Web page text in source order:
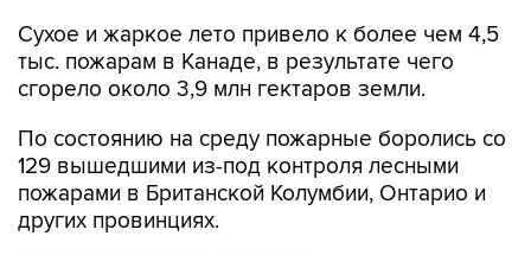
Сухое и жаркое лето привело к более чем 4,5
тыс. пожарам в Канаде, в результате чего
сгорело около 3,9 млн гектаров земли.
По состоянию на среду пожарные боролись со
129 вышедшими из-под контроля лесными
пожарами в Британской Колумбии, Онтарио и
других провинциях.